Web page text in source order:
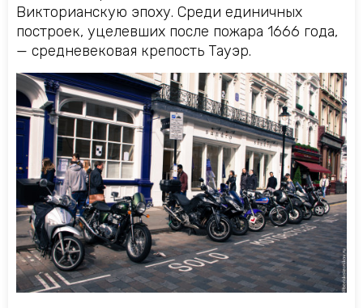
Викторианскую эпоху. Среди единичных
построек, уцелевших после пожара 1666 года,
— средневековая крепость Тауэр.